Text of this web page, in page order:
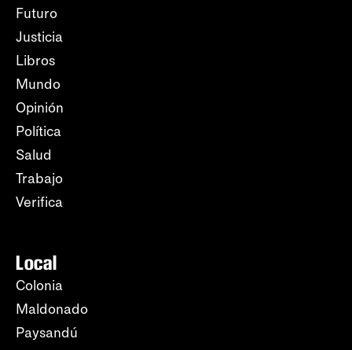
Futuro
Justicia
Libros
Mundo
Opinión
Política
Salud
Trabajo
Verifica
Local
Colonia
Maldonado
Paysandú